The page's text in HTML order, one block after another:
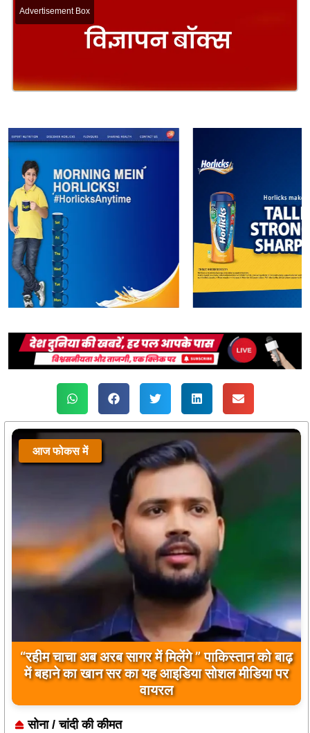
Advertisement Box
आज फोकस में
बिलावल भुट्टो द्वारा सिंधु नदी और भारत को लेकर दिए गए
बयान पर भारत के केंद्रीय मंत्रियों की कड़ी प्रतिक्रिया
सोना / चांदी की कीमत